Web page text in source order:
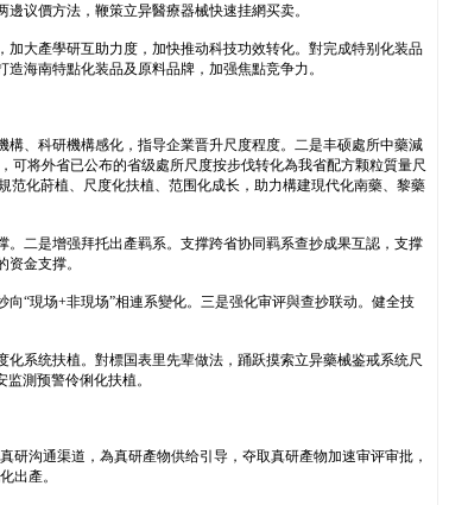
议價方法，鞭策立异醫療器械快速挂網买卖。
大產學研互助力度，加快推动科技功效转化。對完成特别化装品
海南特點化装品及原料品牌，加强焦點竞争力。
、科研機構感化，指导企業晋升尺度程度。二是丰硕處所中藥減
将外省已公布的省级處所尺度按步伐转化為我省配方颗粒質量尺
化莳植、尺度化扶植、范围化成长，助力構建現代化南藥、黎藥
二是增强拜托出產羁系。支撑跨省协同羁系查抄成果互認，支撑
金支撑。
“現场+非現场”相連系變化。三是强化审评與查抄联动。健全技
系统扶植。對標国表里先辈做法，踊跃摸索立异藥械鉴戒系统尺
測预警伶俐化扶植。
研沟通渠道，為真研產物供给引导，夺取真研產物加速审评审批，
出產。